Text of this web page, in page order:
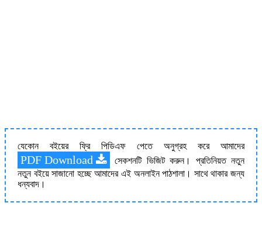
যেকোন বইয়ের ফ্রি পিডিএফ পেতে অনুগ্রহ করে আমাদের
PDF Download
সেকশনটি ভিজিট করুন। প্রতিনিয়ত নতুন
নতুন বইয়ে সাজানো হচ্ছে আমাদের এই অনলাইন পাঠশালা। সাথে থাকার জন্য
ধন্যবাদ।